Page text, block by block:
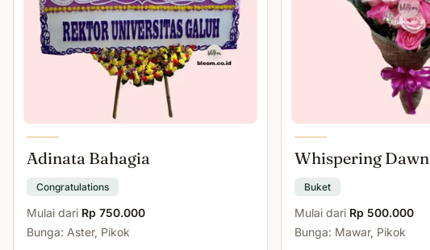
Adinata Bahagia
Congratulations
Mulai dari Rp 750.000
Bunga: Aster, Pikok
Whispering Dawn
Buket
Mulai dari Rp 500.000
Bunga: Mawar, Pikok